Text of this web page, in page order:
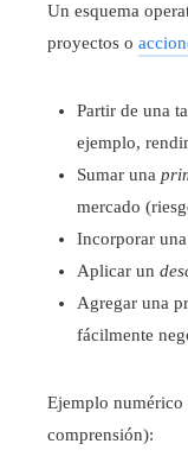
Un esquema
proyectos o
Partir de una
ejemplo,
Sumar una
mercado
Incorporar una
Aplicar un
Agregar una
fácilmente
Ejemplo
comprensión):